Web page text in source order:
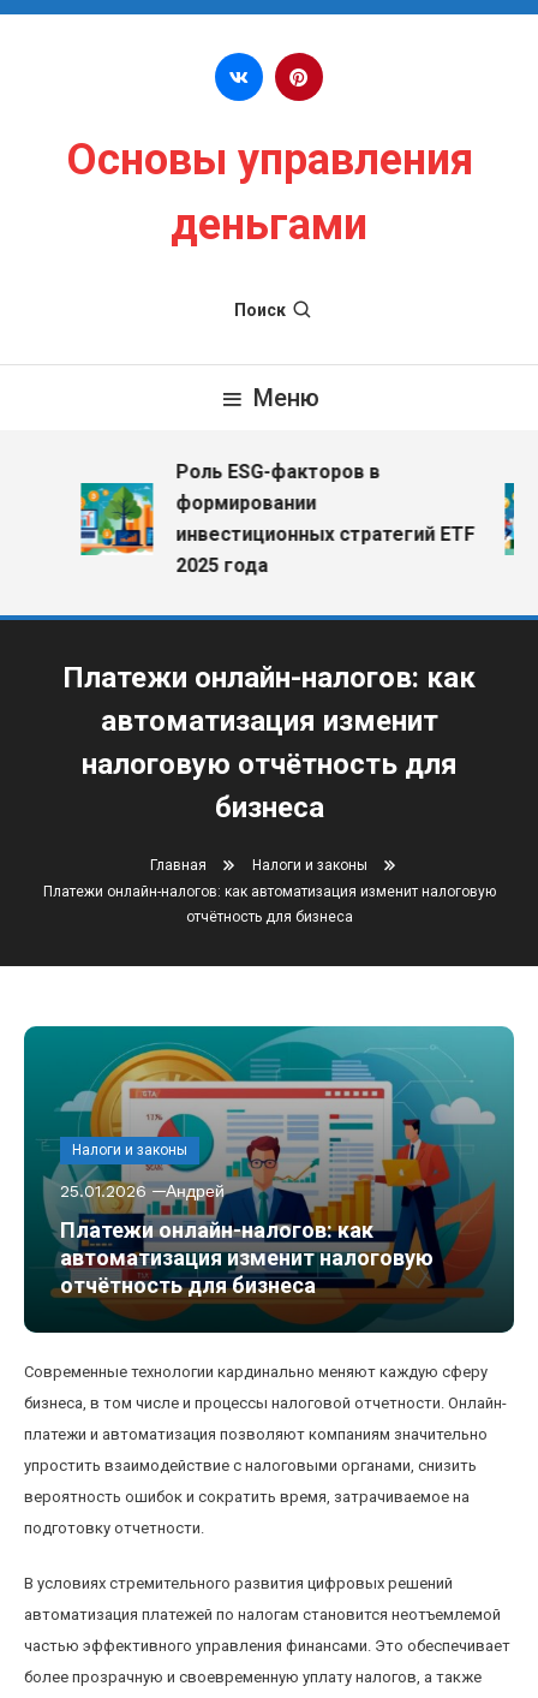
Перейти к содержимому
Основы управления
деньгами
Поиск
Меню
Роль ESG-факторов в
формировании
инвестиционных стратегий ETF
2025 года
Платежи онлайн-налогов: как
автоматизация изменит
налоговую отчётность для
бизнеса
Главная
Налоги и законы
Платежи онлайн-налогов: как автоматизация изменит налоговую
отчётность для бизнеса
Налоги и законы
25.01.2026 Андрей
Платежи онлайн-налогов: как
автоматизация изменит налоговую
отчётность для бизнеса
Современные технологии кардинально меняют каждую сферу
бизнеса, в том числе и процессы налоговой отчетности. Онлайн-
платежи и автоматизация позволяют компаниям значительно
упростить взаимодействие с налоговыми органами, снизить
вероятность ошибок и сократить время, затрачиваемое на
подготовку отчетности.
В условиях стремительного развития цифровых решений
автоматизация платежей по налогам становится неотъемлемой
частью эффективного управления финансами. Это обеспечивает
более прозрачную и своевременную уплату налогов, а также